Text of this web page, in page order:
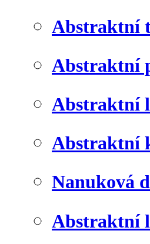
Abstraktní
Abstraktní
Abstraktní
Abstraktní
Nanuková
Abstraktní